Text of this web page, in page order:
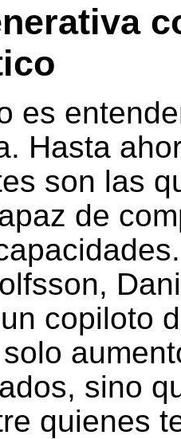
es
Hasta
son las
de
copiloto
sino
quienes